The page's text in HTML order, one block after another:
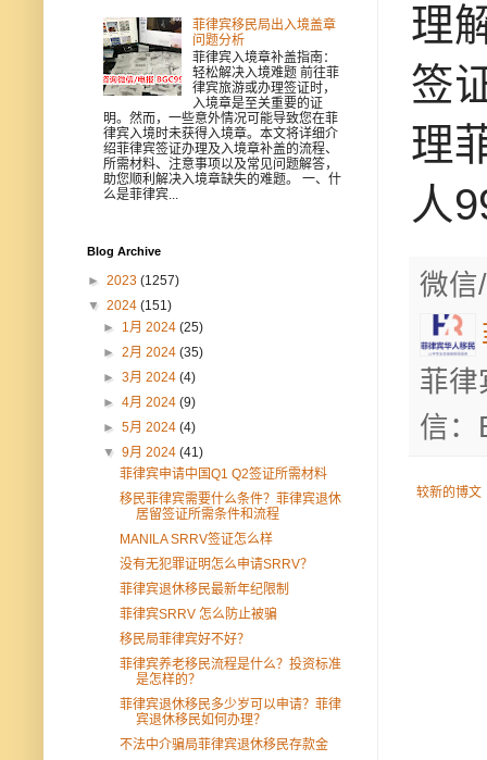
理
签
理
人
微
菲律
信：
较新的博文
菲律宾移民局出入境盖章
问题分析
菲律宾入境章补盖指南：
轻松解决入境难题 前往菲
律宾旅游或办理签证时，
入境章是至关重要的证
明。然而，一些意外情况可能导致您在菲
律宾入境时未获得入境章。本文将详细介
绍菲律宾签证办理及入境章补盖的流程、
所需材料、注意事项以及常见问题解答，
助您顺利解决入境章缺失的难题。 一、什
么是菲律宾...
Blog Archive
► 2023 (1257)
▼ 2024 (151)
► 1月 2024(25)
►2月 2024(35)
►3月 2024(4)
►4月 2024(9)
►5月 2024(4)
▼9月 2024(41)
菲律宾申请中国Q1 Q2签证所需材料
移民菲律宾需要什么条件？菲律宾退休
居留签证所需条件和流程
MANILA SRRV签证怎么样
没有无犯罪证明怎么申请SRRV？
菲律宾退休移民最新年纪限制
菲律宾SRRV 怎么防止被骗
移民局菲律宾好不好？
菲律宾养老移民流程是什么？投资标准
是怎样的？
菲律宾退休移民多少岁可以申请？菲律
宾退休移民如何办理？
不法中介骗局菲律宾退休移民存款金